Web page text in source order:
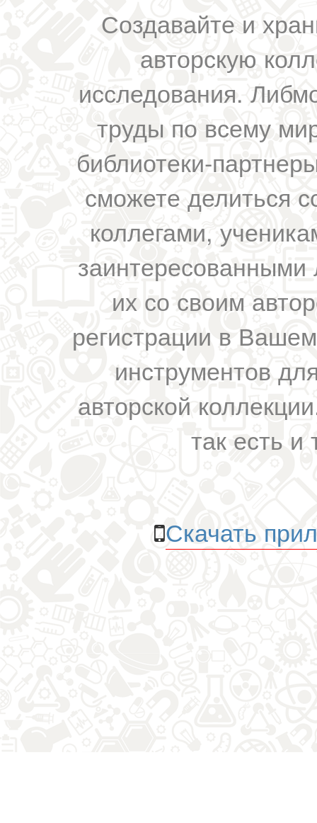
Создавайте и
авторскую
исследования.
труды по всему
библиотеки-
сможете делиться
коллегами,
их со своим
регистрации в
инструментов
авторской
так есть и
Скачать